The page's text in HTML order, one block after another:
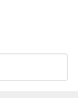
위해 전 국민
경제 개발 5